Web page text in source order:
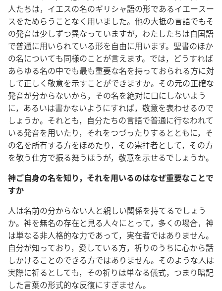
人たちは，イエスの名のギリシャ語の形であるイエースー
スをためらうことなく用いました。他の大抵の言語でもそ
の発音は少しずつ異なっていますが，わたしたちは自国語
で普通に用いられている形を自由に用います。聖書のほか
の名についても同様のことが言えます。では，どうすれば
あらゆる名の中でも最も重要な名を持っておられる方に対
して正しく敬意を示すことができますか。その元の正確な
発音が分からないから，その名を絶対に口にしないよう
に，あるいは書かないようにすれば，敬意を表わせるので
しょうか。それとも，自分たちの言語で普通に行なわれて
いる発音を用いたり，それをつづったりするとともに，そ
の名を所有する方をほめたり，その崇拝者として，その方
を敬う仕方で振る舞うほうが，敬意を示せるでしょうか。
神ご自身の名を知り，それを用いるのはなぜ重要なことで
すか
人は名前の分からない人と親しい関係を持てるでしょう
か。神を無名の存在と見る人々にとって，多くの場合，神
は単なる非人格的な力であって，実在者ではありません。
自分が知っており，愛している方，祈りのうちに心から話
しかけることのできる方ではありません。そのような人は
実際に祈るとしても，その祈りは単なる儀式，つまり暗記
した言葉の形式的な反復にすぎません。